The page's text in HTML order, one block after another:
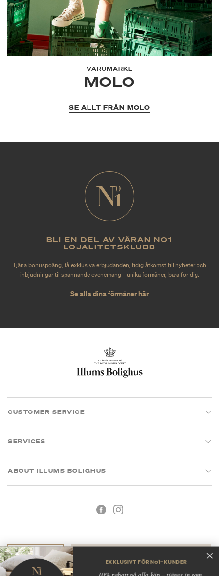
VARUMÄRKE
MOLO
SE ALLT FRÅN MOLO
BLI EN DEL AV VÅRAN NO1
LOJALITETSKLUBB
Tjäna bonuspoäng, få exklusiva erbjudanden, tidig åtkomst till nyheter och
inbjudningar til spännande evenemang - unika förmåner, bara för dig.
Se alla dina förmåner här
CUSTOMER SERVICE
SERVICES
ABOUT ILLUMS BOLIGHUS
Köpvillkor Integritetspolicy
EXKLUSIVT FÖR No1-KUNDER
10% rabatt på alla köp – tjänas in som